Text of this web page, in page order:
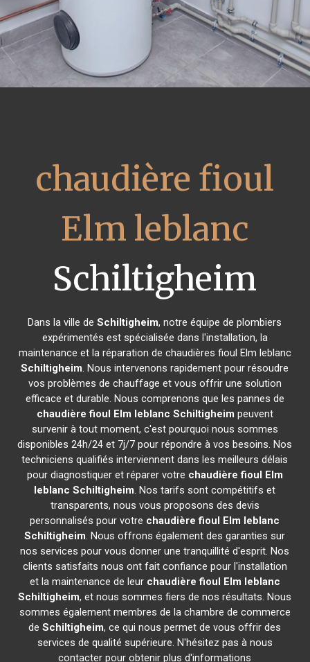
chaudière fioul
Elm leblanc
Schiltigheim
Dans la ville deSchiltigheim, notre équipe de plombiers
expérimentés est spécialisée dans l'installation, la
maintenance et la réparation de chaudières fioul Elm leblanc
Schiltigheim. Nous intervenons rapidement pour résoudre
vos problèmes de chauffage et vous offrir une solution
efficace et durable. Nous comprenons que les pannes de
chaudière fioul Elm leblanc Schiltigheim peuvent
survenir à tout moment, c'est pourquoi nous sommes
disponibles 24h/24 et 7j/7 pour répondre à vos besoins. Nos
techniciens qualifiés interviennent dans les meilleurs délais
pour diagnostiquer et réparer votre chaudière fioul Elm
leblanc Schiltigheim. Nos tarifs sont compétitifs et
transparents, nous vous proposons des devis
personnalisés pour votre chaudière fioul Elm leblanc
Schiltigheim. Nous offrons également des garanties sur
nos services pour vous donner une tranquillité d'esprit. Nos
clients satisfaits nous ont fait confiance pour l'installation
et la maintenance de leur chaudière fioul Elm leblanc
Schiltigheim, et nous sommes fiers de nos résultats. Nous
sommes également membres de la chambre de commerce
deSchiltigheim, ce qui nous permet de vous offrir des
services de qualité supérieure. N'hésitez pas à nous
contacter pour obtenir plus d'informations